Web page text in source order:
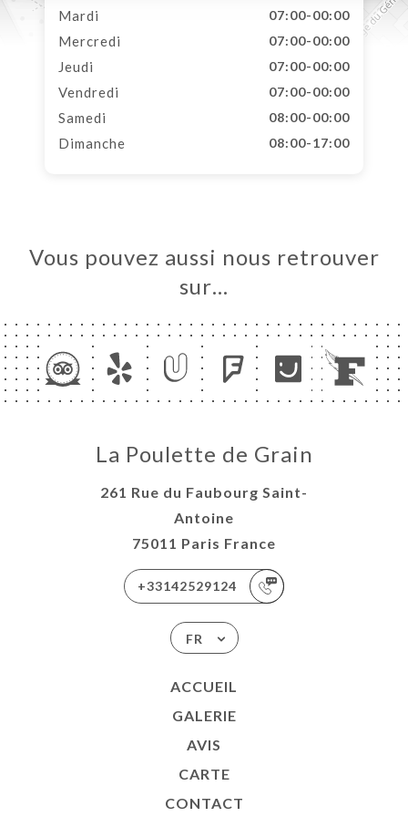
Mardi 07:00-00:00
Mercredi 07:00-00:00
Jeudi 07:00-00:00
Vendredi 07:00-00:00
Samedi 08:00-00:00
Dimanche 08:00-17:00
Vous pouvez aussi nous retrouver
sur…
La Poulette de Grain
261 Rue du Faubourg Saint-
Antoine
75011 Paris France
+33142529124
FR
ACCUEIL
GALERIE
AVIS
CARTE
CONTACT